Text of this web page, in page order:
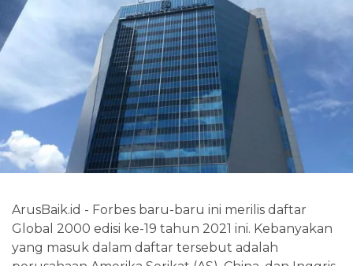
ArusBaik.id - Forbes baru-baru ini merilis daftar
Global 2000 edisi ke-19 tahun 2021 ini. Kebanyakan
yang masuk dalam daftar tersebut adalah